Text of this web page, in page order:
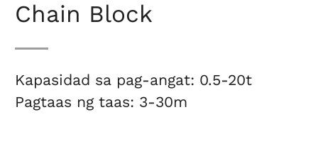
Chain Block
Kapasidad sa pag-angat: 0.5-20t
Pagtaas ng taas: 3-30m